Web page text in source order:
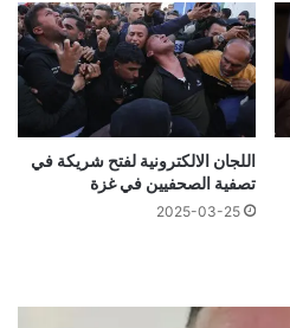
اللجان الالكترونية لفتح شريكة في
تصفية الصحفيين في غزة
2025-03-25